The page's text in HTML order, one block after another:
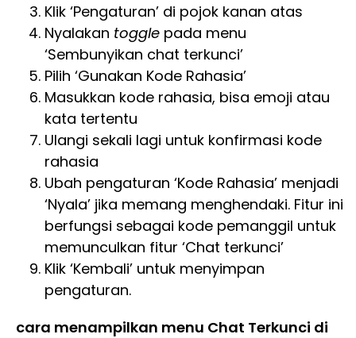
Klik ‘Pengaturan’ di pojok kanan atas
Nyalakan toggle pada menu
‘Sembunyikan chat terkunci’
Pilih ‘Gunakan Kode Rahasia’
Masukkan kode rahasia, bisa emoji atau
kata tertentu
Ulangi sekali lagi untuk konfirmasi kode
rahasia
Ubah pengaturan ‘Kode Rahasia’ menjadi
‘Nyala’ jika memang menghendaki. Fitur ini
berfungsi sebagai kode pemanggil untuk
memunculkan fitur ‘Chat terkunci’
Klik ‘Kembali’ untuk menyimpan
pengaturan.
cara menampilkan menu Chat Terkunci di